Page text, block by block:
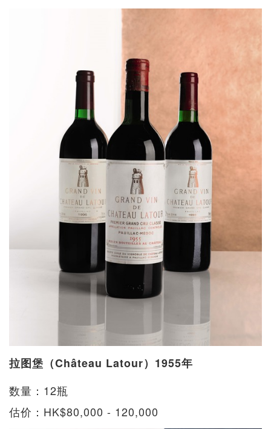
拉图堡（Château Latour）1955年
数量：12瓶
估价：HK$80,000 - 120,000